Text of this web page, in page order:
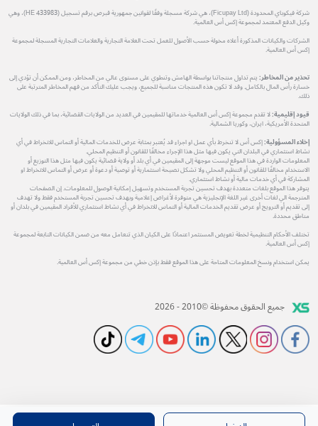
شركة فيكوباي المحدودة (Ficupay Ltd)، هي شركة مسجلة وفقًا لقوانين جمهورية قبرص برقم تسجيل (HE 433983)، وهي
وكيل الدفع المعتمد لمجموعة إكس أس العالمية.
الشركات والكيانات المذكورة أعلاه مخولة حسب الأصول للعمل تحت العلامة التجارية والعلامات التجارية المسجلة لمجموعة
إكس أس العالمية.
تحذير من المخاطر:يتم تداول منتجاتنا بواسطة الهامش وتنطوي على مستوى عالي من المخاطر، ومن الممكن أن تؤدي إلى
خسارة رأس المال بالكامل. وقد لا تكون هذه المنتجات مناسبة للجميع، ويجب عليك التأكد من فهم المخاطر المترتبة على
ذلك.
قيود إقليمية:لا تقدم مجموعة إكس أس العالمية خدماتها للمقيمين في العديد من الولايات القضائية، بما في ذلك الولايات
المتحدة الأمريكية، ايران، وكوريا الشمالية.
إخلاء المسؤولية:إكس أس لا تنخرط بأي عمل او اجراء قد يُعتبر بمثابة عرض للخدمات المالية أو التماس للانخراط في أي
نشاط استثماري في البلدان التي يكون فيها مثل هذا الإجراء مخالفًا للقانون أو التنظيم المحلي.
المعلومات الواردة في هذا الموقع ليست موجهة إلى المقيمين في أي بلد أو ولاية قضائية يكون فيها مثل هذا التوزيع أو
الاستخدام مخالفًا للقانون أو التنظيم المحلي ولا تشكل نصيحة استثمارية أو توصية أو دعوة أو عرض أو التماس للانخراط او
المشاركة في أي خدمات مالية أو نشاط استثماري.
يتوفر هذا الموقع بلغات متعددة بهدف تحسين تجربة المستخدم وتسهيل إمكانية الوصول للمعلومات. إن الصفحات
المترجمة الي لغات أخرى غير اللغة الإنجليزية هي متوفرة لأغراض إعلامية وبهدف تحسين تجربة المستخدم فقط ولا تهدف
إلى تقديم أو الترويج أو عرض تقديم الخدمات المالية أو التماس للانخراط في أي نشاط استثماري للأفراد المقيمين في بلدان أو
مناطق محددة.
تختلف الأحكام التنظيمية لخطة تعويض المستثمر اعتمادًا على الكيان الذي تتعامل معه من ضمن الكيانات التابعة لمجموعة
إكس أس العالمية.
يمكن استخدام ونسخ المعلومات المتاحة على هذا الموقع فقط بإذن خطي من مجموعة إكس أس العالمية.
جميع الحقوق محفوظة ©2010 - 2026